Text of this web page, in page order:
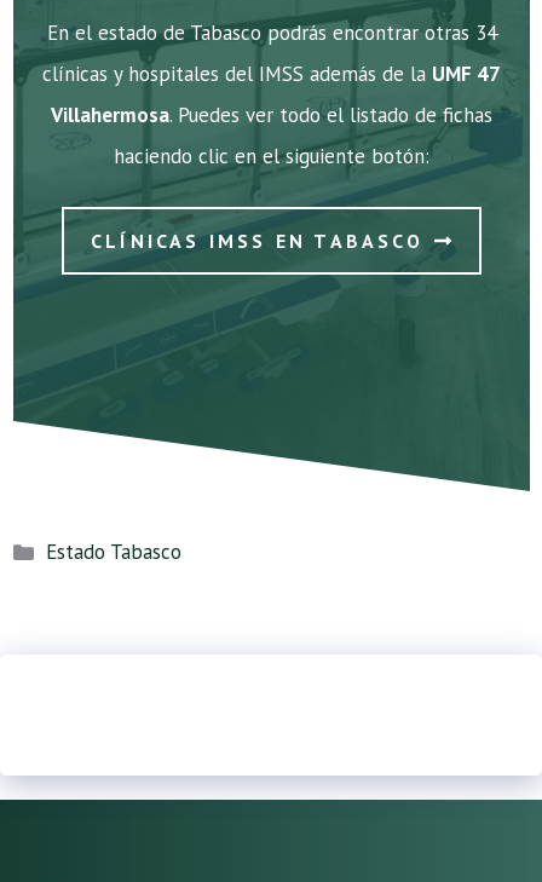
En el estado de Tabasco podrás encontrar otras 34
clínicas y hospitales del IMSS además de la UMF 47
Villahermosa. Puedes ver todo el listado de fichas
haciendo clic en el siguiente botón:
CLÍNICAS IMSS EN TABASCO
Categorías
Estado Tabasco